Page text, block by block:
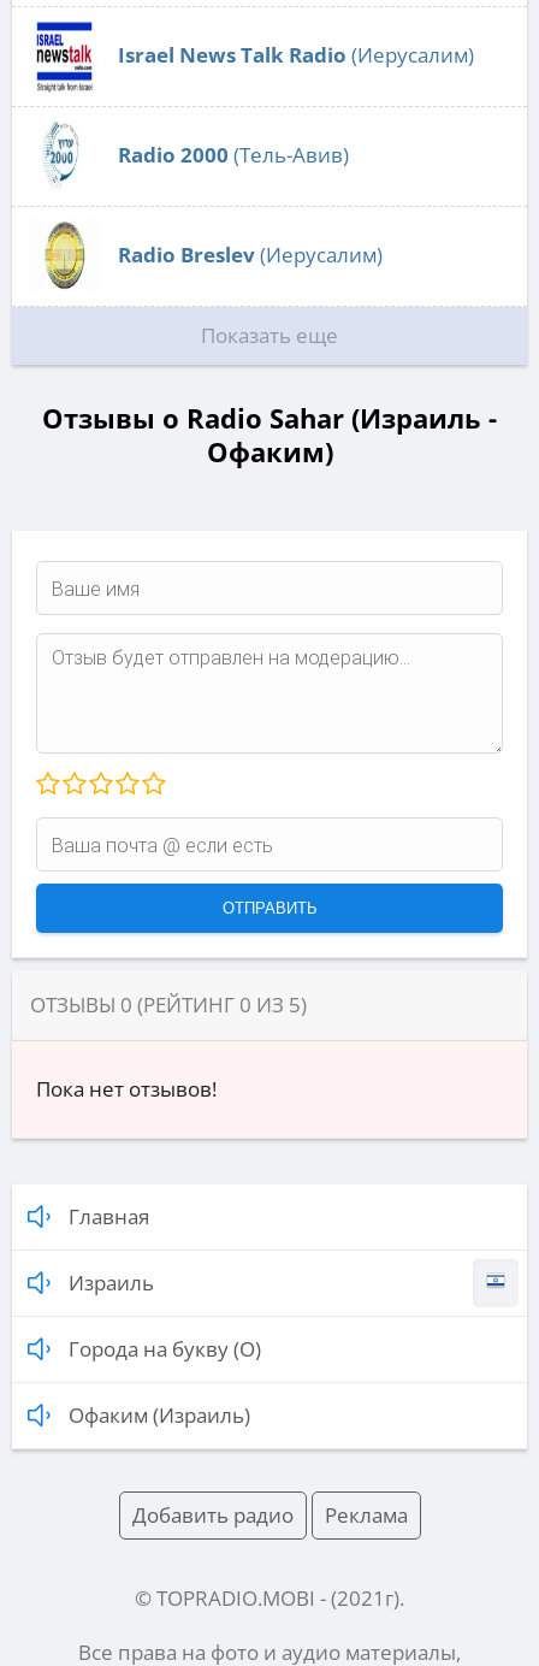
Israel News Talk Radio (Иерусалим)
Radio 2000 (Тель-Авив)
Radio Breslev(Иерусалим)
Показать еще
Отзывы о Radio Sahar (Израиль -
Офаким)
ОТЗЫВЫ 0 (РЕЙТИНГ 0 ИЗ 5)
Пока нет отзывов!
Главная
Израиль
Города на букву (О)
Офаким (Израиль)
Добавить радио Реклама
© TOPRADIO.MOBI - (2021 г).
Все права на фото и аудио материалы,